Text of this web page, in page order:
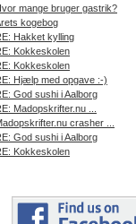
mange bruger gastrik?
kogebog
Hakket kylling
Kokkeskolen
Kokkeskolen
Hjælp med opgave :-)
God sushi i Aalborg
Madopskrifter.nu ...
crasher ...
God sushi i Aalborg
Kokkeskolen